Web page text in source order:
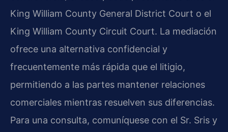
King William County General District Court o el
King William County Circuit Court. La mediación
ofrece una alternativa confidencial y
frecuentemente más rápida que el litigio,
permitiendo a las partes mantener relaciones
comerciales mientras resuelven sus diferencias.
Para una consulta, comuníquese con el Sr. Sris y